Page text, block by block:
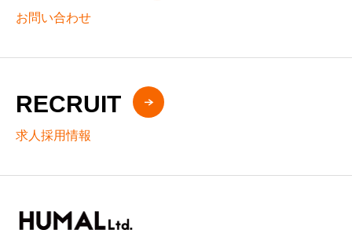
お問い合わせ
RECRUIT
求人採用情報